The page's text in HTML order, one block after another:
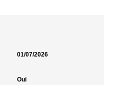
01/07/2026
Oui